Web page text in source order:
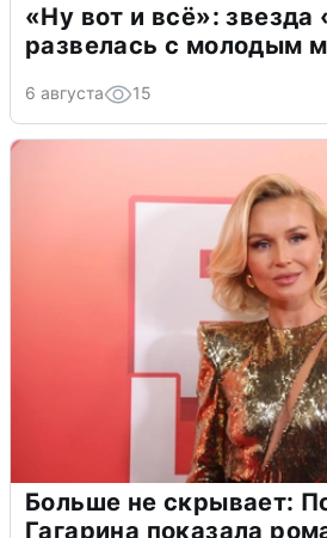
«Ну вот и всё»:
развелась с молодым
6 августа 15
Больше не скрывает:
Гагарина показала